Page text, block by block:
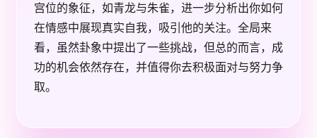
宫位的象征，如青龙与朱雀，进一步分析出你如何
在情感中展现真实自我，吸引他的关注。全局来
看，虽然卦象中提出了一些挑战，但总的而言，成
功的机会依然存在，并值得你去积极面对与努力争
取。